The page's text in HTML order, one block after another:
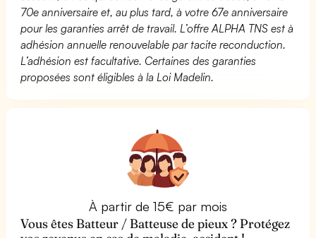
70e anniversaire et, au plus tard, à votre 67e anniversaire
pour les garanties arrêt de travail. L’offre ALPHA TNS est à
adhésion annuelle renouvelable par tacite reconduction.
L’adhésion est facultative. Certaines des garanties
proposées sont éligibles à la Loi Madelin.
À partir de 15€ par mois
Vous êtes Batteur / Batteuse de pieux ? Protégez